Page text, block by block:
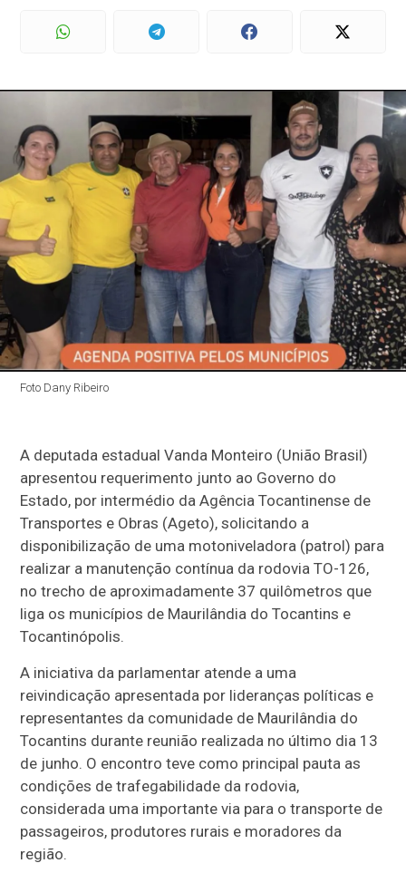
Foto Dany Ribeiro
A deputada estadualVanda Monteiro (União Brasil)
apresentou requerimento junto ao Governo do
Estado, por intermédio da Agência Tocantinense de
Transportes e Obras (Ageto), solicitando a
disponibilização de uma motoniveladora (patrol) para
realizar a manutenção contínua da rodovia TO-126,
no trecho de aproximadamente 37 quilômetros que
liga os municípios de Maurilândia do Tocantins e
Tocantinópolis.
A iniciativa da parlamentar atende a uma
reivindicação apresentada por lideranças políticas e
representantes da comunidade de Maurilândia do
Tocantins durante reunião realizada no último dia 13
de junho. O encontro teve como principal pauta as
condições de trafegabilidade da rodovia,
considerada uma importante via para o transporte de
passageiros, produtores rurais e moradores da
região.